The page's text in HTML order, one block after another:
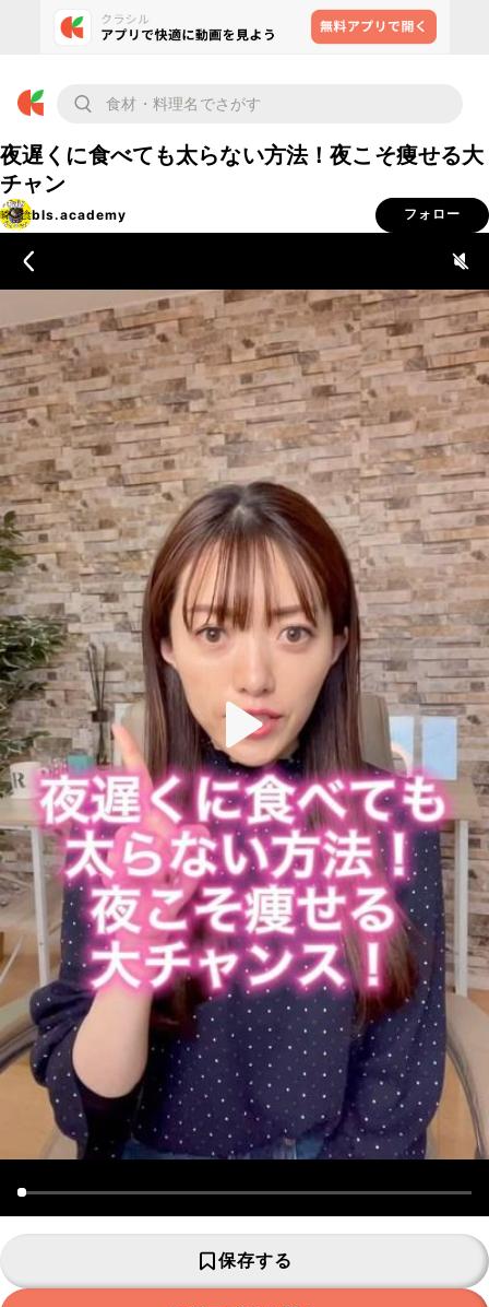
夜遅くに食べても太らない方法！夜こそ痩せる大
チャン
bls.academy フォロー
保存する